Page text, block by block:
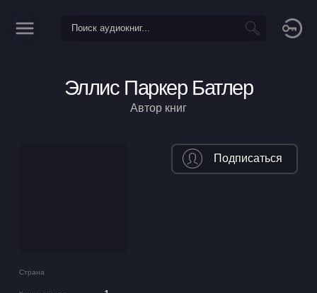
Эллис Паркер Батлер
Автор книг
Страна
Подписаться